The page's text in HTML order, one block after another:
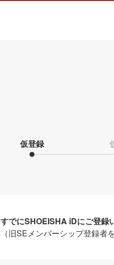
仮登録
すでにSHOEISHA iDにご登録
（旧SEメンバーシップ登録者